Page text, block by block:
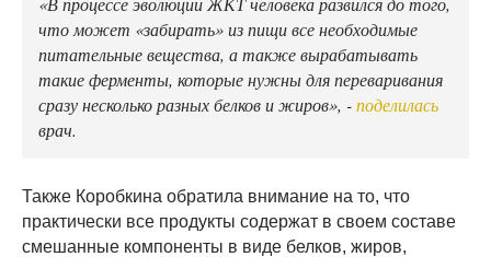
что может «забирать» из пищи все необходимые
питательные вещества, а также вырабатывать
такие ферменты, которые нужны для переваривания
сразу несколько разных белков и жиров», -поделилась
врач.
Также Коробкина обратила внимание на то, что
практически все продукты содержат в своем составе
смешанные компоненты в виде белков, жиров,